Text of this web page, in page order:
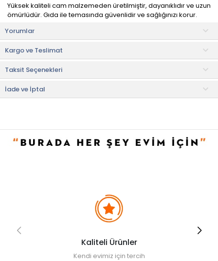
Yüksek kaliteli cam malzemeden üretilmiştir, dayanıklıdır ve uzun
ömürlüdür. Gıda ile temasında güvenlidir ve sağlığınızı korur.
Bambu kapaklı yapısı sayesinde yiyeceklerinizin tazeliğini korur
ve hijyenik bir şekilde saklanmasını sağlar. Yiyeceklerinizi dış
etkenlerden korur.
Ürün İçeriği
• Kahvaltılık: 3 adet
• Kapak: 3 adet
• Stant: 1 adet
• Not: Bu fiyat perakende satışlar için belirlenmiştir. Toplu alımlar
Yorumlar
Kargo ve Teslimat
Taksit Seçenekleri
İade ve İptal
Kaliteli Ürünler
Kendi evimiz için tercih